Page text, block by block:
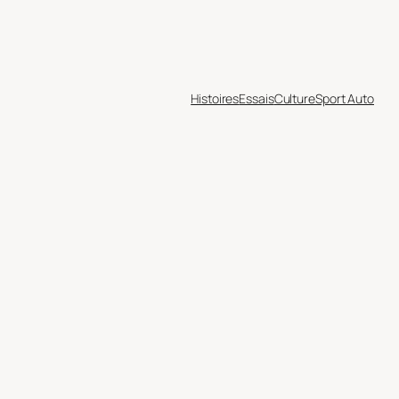
HistoiresEssaisCultureSport Auto